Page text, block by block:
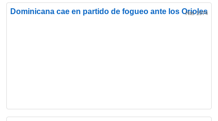
Dominicana cae en partido de fogueo ante los Orioles
Hits 1974